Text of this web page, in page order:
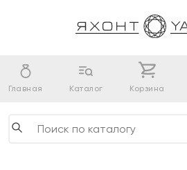
Главная Каталог Корзина